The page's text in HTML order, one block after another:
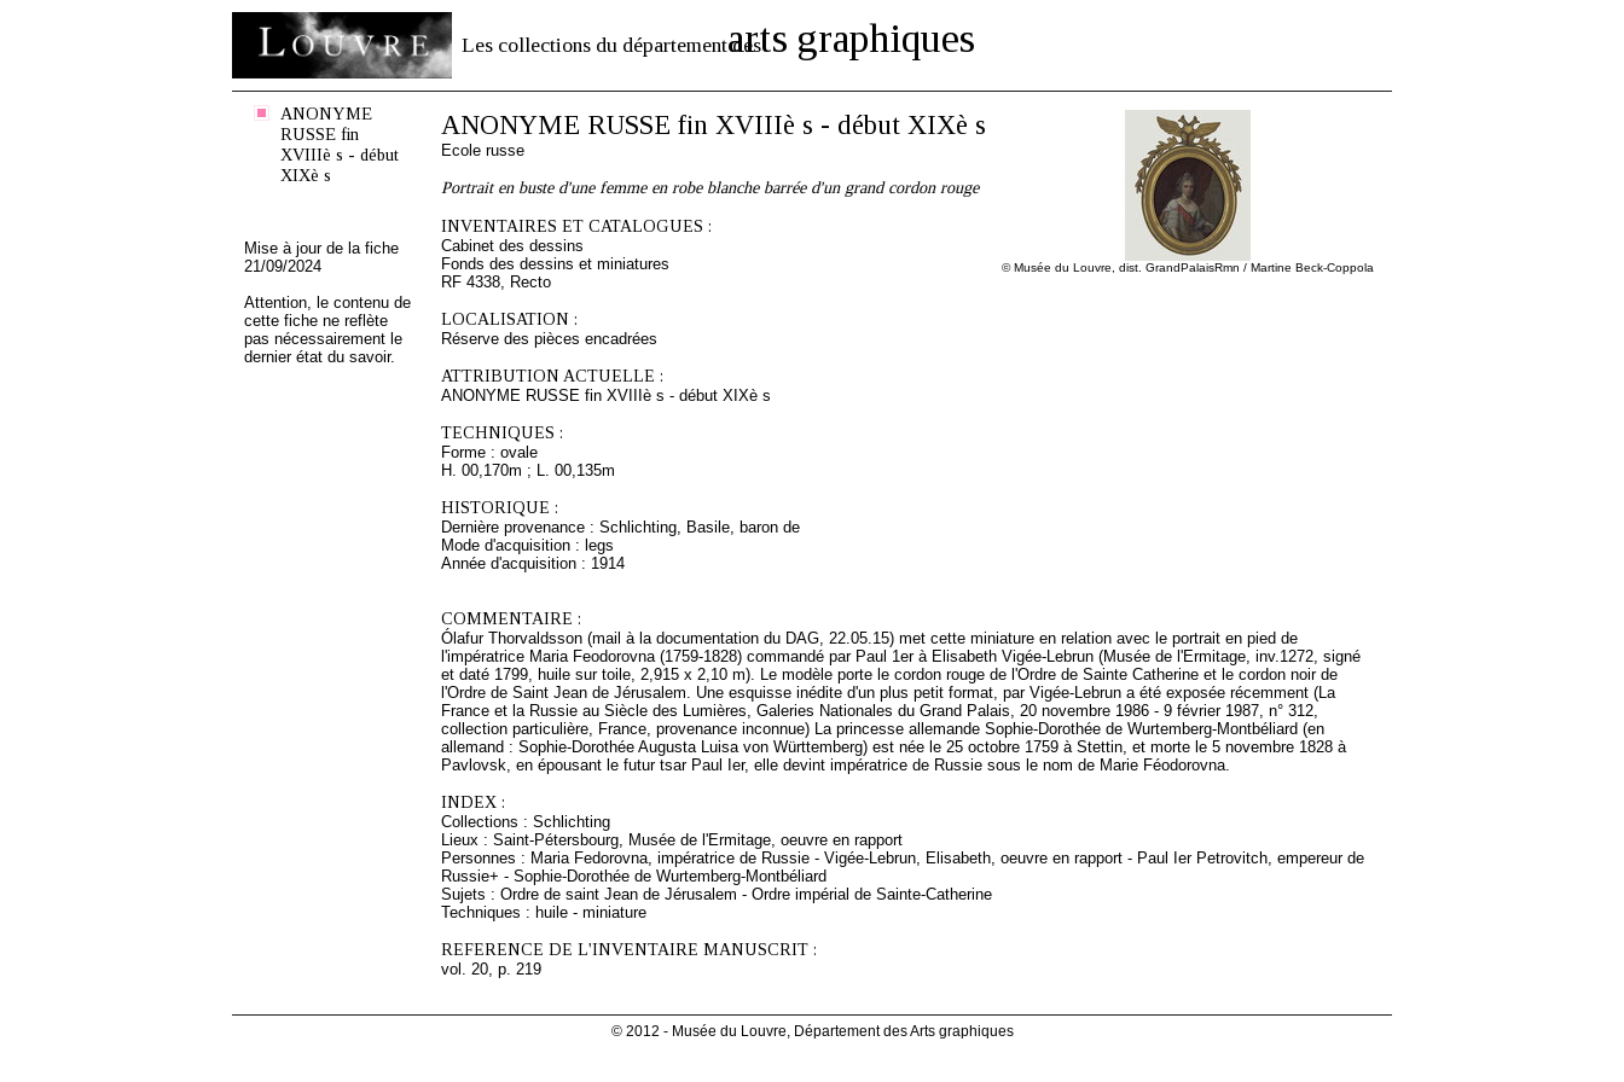
Les collections du département desarts graphiques
ANONYME
RUSSE fin
XVIIIè s - début
XIXè s
Mise à jour de la fiche
21/09/2024
Attention, le contenu de
cette fiche ne reflète
pas nécessairement le
dernier état du savoir.
© Musée du Louvre, dist. GrandPalaisRmn / Martine Beck-Coppola
ANONYME RUSSE fin XVIIIè s - début XIXè s
Ecole russe
Portrait en buste d'une femme en robe blanche barrée d'un grand cordon rouge
INVENTAIRES ET CATALOGUES :
Cabinet des dessins
Fonds des dessins et miniatures
RF 4338, Recto
LOCALISATION :
Réserve des pièces encadrées
ATTRIBUTION ACTUELLE :
ANONYME RUSSE fin XVIIIè s - début XIXè s
TECHNIQUES :
Forme : ovale
H. 00,170m ; L. 00,135m
HISTORIQUE :
Dernière provenance : Schlichting, Basile, baron de
Mode d'acquisition : legs
Année d'acquisition : 1914
COMMENTAIRE :
Ólafur Thorvaldsson (mail à la documentation du DAG, 22.05.15) met cette miniature en relation avec le portrait en pied de
l'impératrice Maria Feodorovna (1759-1828) commandé par Paul 1er à Elisabeth Vigée-Lebrun (Musée de l'Ermitage, inv.1272, signé
et daté 1799, huile sur toile, 2,915 x 2,10 m). Le modèle porte le cordon rouge de l'Ordre de Sainte Catherine et le cordon noir de
l'Ordre de Saint Jean de Jérusalem. Une esquisse inédite d'un plus petit format, par Vigée-Lebrun a été exposée récemment (La
France et la Russie au Siècle des Lumières, Galeries Nationales du Grand Palais, 20 novembre 1986 - 9 février 1987, n° 312,
collection particulière, France, provenance inconnue) La princesse allemande Sophie-Dorothée de Wurtemberg-Montbéliard (en
allemand : Sophie-Dorothée Augusta Luisa von Württemberg) est née le 25 octobre 1759 à Stettin, et morte le 5 novembre 1828 à
Pavlovsk, en épousant le futur tsar Paul Ier, elle devint impératrice de Russie sous le nom de Marie Féodorovna.
INDEX :
Collections : Schlichting
Lieux : Saint-Pétersbourg, Musée de l'Ermitage, oeuvre en rapport
Personnes : Maria Fedorovna, impératrice de Russie - Vigée-Lebrun, Elisabeth, oeuvre en rapport - Paul Ier Petrovitch, empereur de
Russie+ - Sophie-Dorothée de Wurtemberg-Montbéliard
Sujets : Ordre de saint Jean de Jérusalem - Ordre impérial de Sainte-Catherine
Techniques : huile - miniature
REFERENCE DE L'INVENTAIRE MANUSCRIT :
vol. 20, p. 219
© 2012 - Musée du Louvre, Département des Arts graphiques